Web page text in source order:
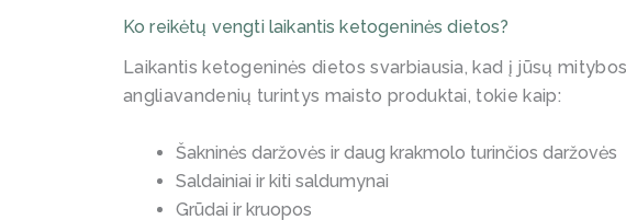
Ko reikėtų vengti laikantis ketogeninės dietos?
Laikantis ketogeninės dietos svarbiausia, kad į jūsų
angliavandenių turintys maisto produktai, tokie kaip:
Šakninės daržovės ir daug krakmolo turinčios daržovės
Saldainiai ir kiti saldumynai
Grūdai ir kruopos